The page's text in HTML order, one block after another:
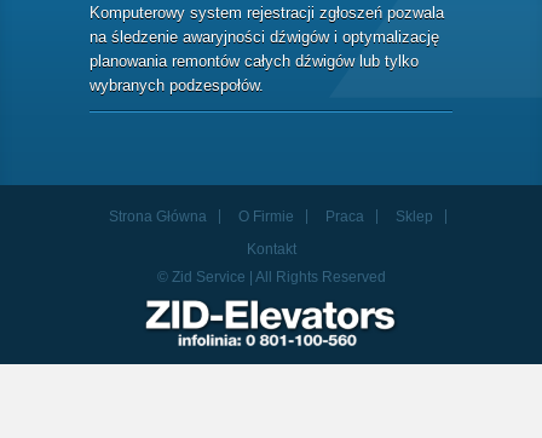
Komputerowy system rejestracji zgłoszeń pozwala
na śledzenie awaryjności dźwigów i optymalizację
planowania remontów całych dźwigów lub tylko
wybranych podzespołów.
Strona Główna O Firmie Praca
Sklep
Kontakt
© Zid Service | All Rights Reserved